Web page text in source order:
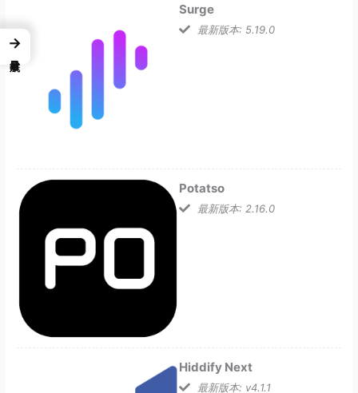
Surge
最新版本: 5.19.0
Potatso
最新版本: 2.16.0
Hiddify Next
最新版本: v4.1.1
→